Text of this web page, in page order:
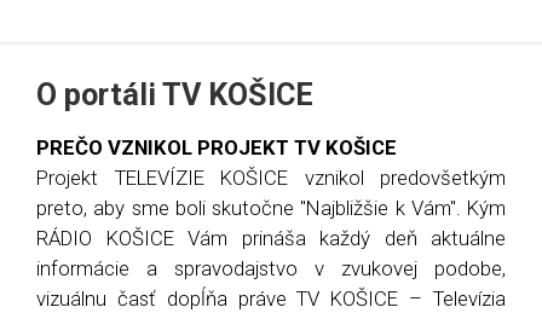
O portáli TV KOŠICE
PREČO VZNIKOL PROJEKT TV KOŠICE
Projekt TELEVÍZIE KOŠICE vznikol predovšetkým
preto, aby sme boli skutočne "Najbližšie k Vám". Kým
RÁDIO KOŠICE Vám prináša každý deň aktuálne
informácie a spravodajstvo v zvukovej podobe,
vizuálnu časť dopĺňa práve TV KOŠICE – Televízia